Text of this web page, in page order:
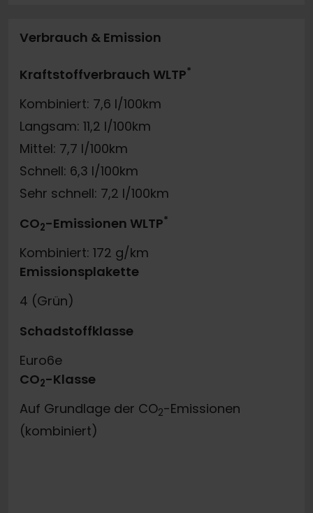
Verbrauch & Emission
Kraftstoffverbrauch WLTP*
Kombiniert: 7,6 l/100km
Langsam: 11,2 l/100km
Mittel: 7,7 l/100km
Schnell: 6,3 l/100km
Sehr schnell: 7,2 l/100km
CO2-Emissionen WLTP*
Kombiniert: 172 g/km
Emissionsplakette
4 (Grün)
Schadstoffklasse
Euro6e
CO2-Klasse
Auf Grundlage der CO2-Emissionen
(kombiniert)